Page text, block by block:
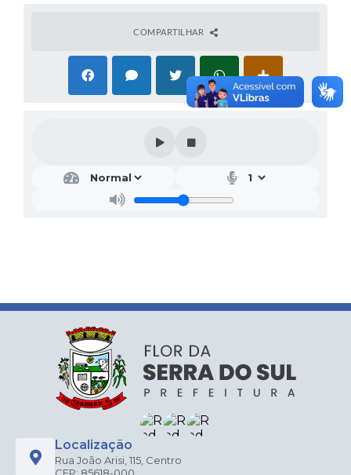
COMPARTILHAR
Localização
Rua João Arisi, 115, Centro